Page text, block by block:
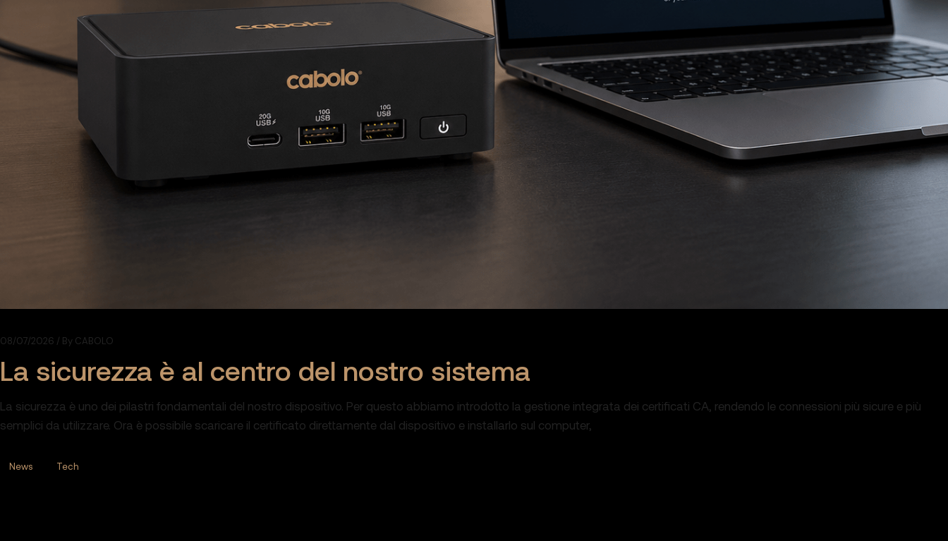
08/07/2026 By CABOLO
La sicurezza è al centro del nostro sistema
La sicurezza è uno dei pilastri fondamentali del nostro dispositivo. Per questo abbiamo introdotto la gestione integrata dei certificati CA, rendendo le connessioni più sicure e più
semplici da utilizzare. Ora è possibile scaricare il certificato direttamente dal dispositivo e installarlo sul computer,
News Tech